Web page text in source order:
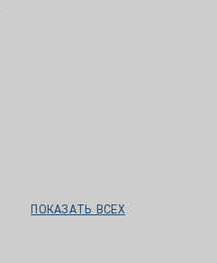
ПОКАЗАТЬ ВСЕХ